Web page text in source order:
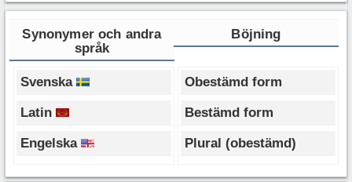
Synonymer och andra
språk
Böjning
Svenska
Latin
Engelska
Obestämd form
Bestämd form
Plural (obestämd)